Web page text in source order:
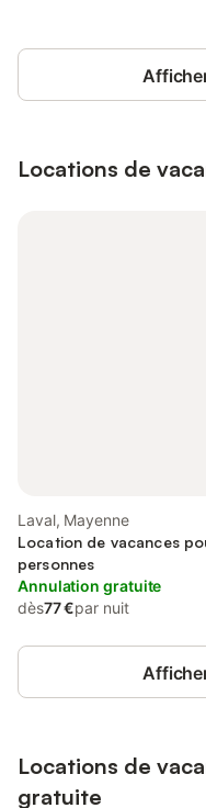
Locations de
Laval, Mayenne
Location de vacances
personnes
Annulation gratuite
dès77 €par nuit
Locations de
gratuite